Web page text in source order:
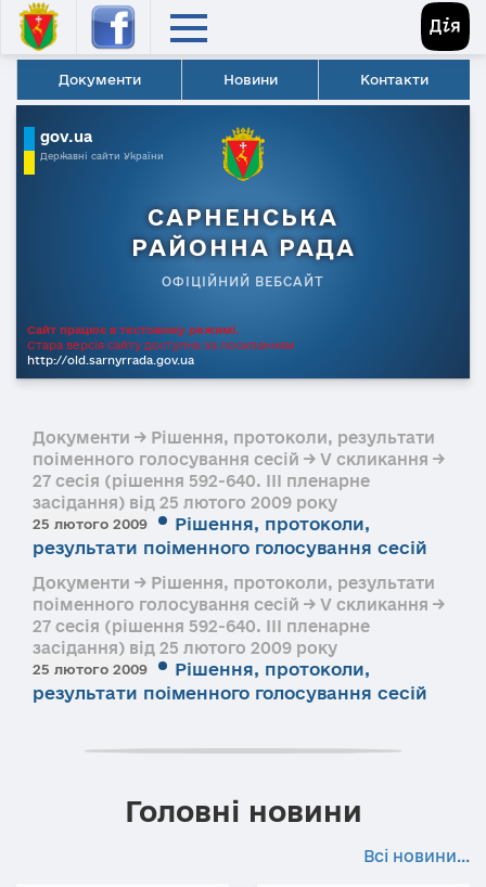
Документи Новини Контакти
gov.ua
Державні сайти України
САРНЕНСЬКА
РАЙОННА РАДА
ОФІЦІЙНИЙ ВЕБСАЙТ
Сайт працює в тестовому режимі.
Стара версія сайту доступна за посиланням
http://old.sarnyrrada.gov.ua
Документи → Рішення, протоколи, результати
поіменного голосування сесій → V скликання →
27 сесія (рішення 592-640. III пленарне
засідання) від 25 лютого 2009 року
25 лютого 2009
Рішення, протоколи,
результати поіменного голосування сесій
Документи → Рішення, протоколи, результати
поіменного голосування сесій → V скликання →
27 сесія (рішення 592-640. III пленарне
засідання) від 25 лютого 2009 року
25 лютого 2009
Рішення, протоколи,
результати поіменного голосування сесій
Головні новини
Всі новини...